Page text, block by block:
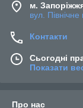
м.
вул.
Контакти
Сьогодні
Показати
Про нас